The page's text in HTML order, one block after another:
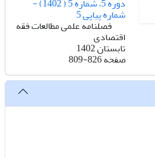
دوره 5، شماره 5 ( 1402) -
شماره پیاپی 5
فصلنامه علمی مطالعات فقه
اقتصادی
تابستان 1402
صفحه809-826